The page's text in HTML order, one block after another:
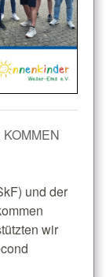
und der
wir